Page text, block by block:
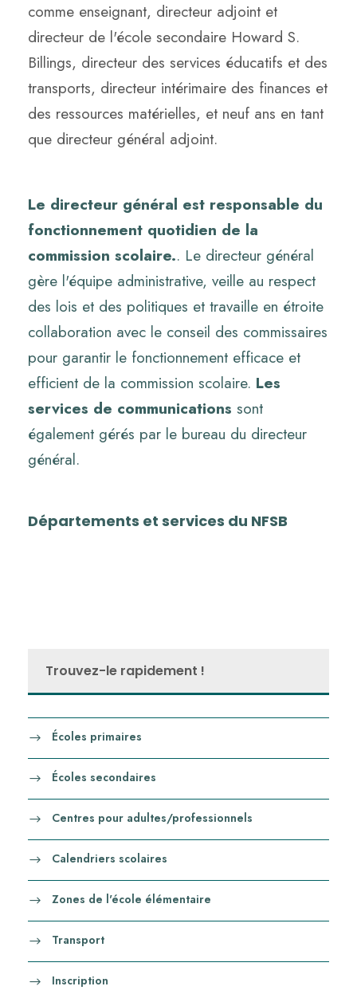
comme enseignant, directeur adjoint et
directeur de l'école secondaire Howard S.
Billings, directeur des services éducatifs et des
transports, directeur intérimaire des finances et
des ressources matérielles, et neuf ans en tant
que directeur général adjoint.
Le directeur général est responsable du
fonctionnement quotidien de la
commission scolaire.. Le directeur général
gère l'équipe administrative, veille au respect
des lois et des politiques et travaille en étroite
collaboration avec le conseil des commissaires
pour garantir le fonctionnement efficace et
efficient de la commission scolaire. Les
services de communications sont
également gérés par le bureau du directeur
général.
Départements et services du NFSB
Trouvez-le rapidement !
Écoles primaires
Écoles secondaires
Centres pour adultes/professionnels
Calendriers scolaires
Zones de l'école élémentaire
Transport
Inscription